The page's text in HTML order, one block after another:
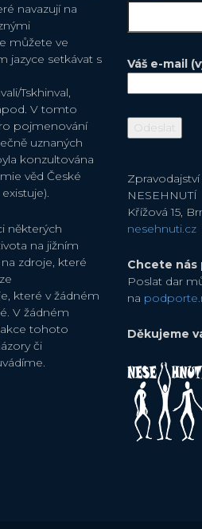
navazují na
můžete ve
jazyce setkávat s
Tskhinval,
V tomto
pojmenování
uznaných
konzultována
věd České
některých
na jižním
zdroje, které
které v žádném
V žádném
tohoto
či
Váš e-mail
NESEHNUTÍ
Křížová 15,
nesehnuti.cz
Chcete nás
Poslat dar
na
Děkujeme